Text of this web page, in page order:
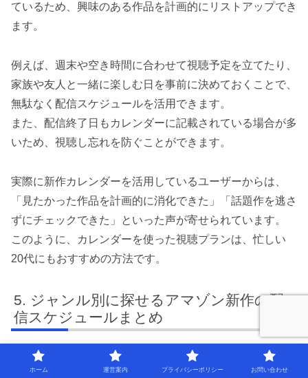
ているため、興味のある作品を計画的にリストアップでき
ます。
例えば、週末や空き時間に合わせて視聴予定を立てたり、
家族や友人と一緒に楽しむ日を事前に決めておくことで、
無駄なく配信スケジュールを活用できます。
また、配信終了日もカレンダーに記載されている場合が多
いため、視聴し忘れを防ぐことができます。
実際に新作カレンダーを活用しているユーザーからは、
「見たかった作品を計画的に消化できた」「話題作を逃さ
ずにチェックできた」といった声が寄せられています。
このように、カレンダーを使った視聴プランは、忙しい
20代にもおすすめの方法です。
ジャンル別に探せるアマゾン新作の配
信スケジュールまとめ
ジャンル別アマゾン新作配信早見表
ホーム 運営案内 プライバシーポリシー お問い合わせ